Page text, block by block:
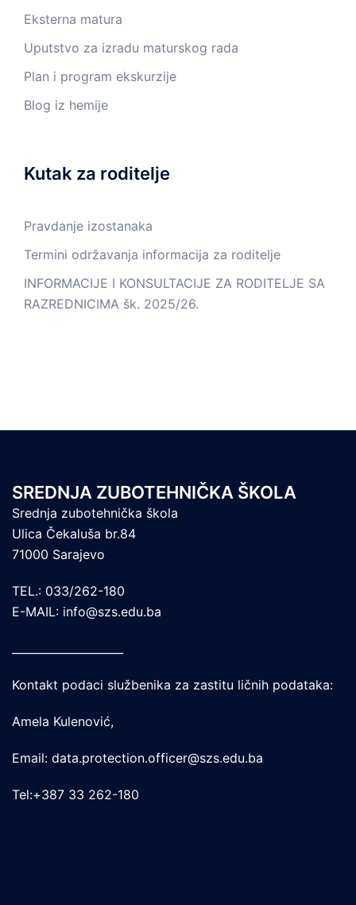
Eksterna matura
Uputstvo za izradu maturskog rada
Plan i program ekskurzije
Blog iz hemije
Kutak za roditelje
Pravdanje izostanaka
Termini održavanja informacija za roditelje
INFORMACIJE I KONSULTACIJE ZA RODITELJE SA
RAZREDNICIMA šk. 2025/26.
SREDNJA ZUBOTEHNIČKA ŠKOLA
Srednja zubotehnička škola
Ulica Čekaluša br.84
71000 Sarajevo
TEL.: 033/262-180
E-MAIL: info@szs.edu.ba
Kontakt podaci službenika za zastitu ličnih podataka:
Amela Kulenović,
Email: data.protection.officer@szs.edu.ba
Tel:+387 33 262-180